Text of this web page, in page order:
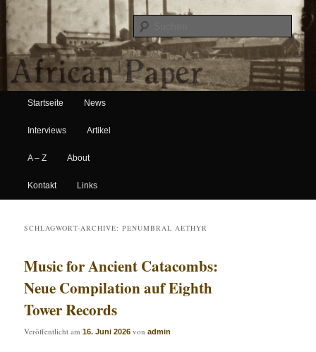
African Paper
Hauptmenü
Zum Inhalt wechseln
Zum sekundären Inhalt wechseln
Startseite News
Interviews Artikel
A – Z About
Kontakt Links
SCHLAGWORT-ARCHIVE:PENUMBRAL AETHYR
Music for Ancient Catacombs:
Neue Compilation auf Eighth
Tower Records
Veröffentlicht am16. Juni 2026 vonadmin